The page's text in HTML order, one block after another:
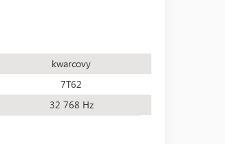
kwarcovy
7T62
32 768 Hz